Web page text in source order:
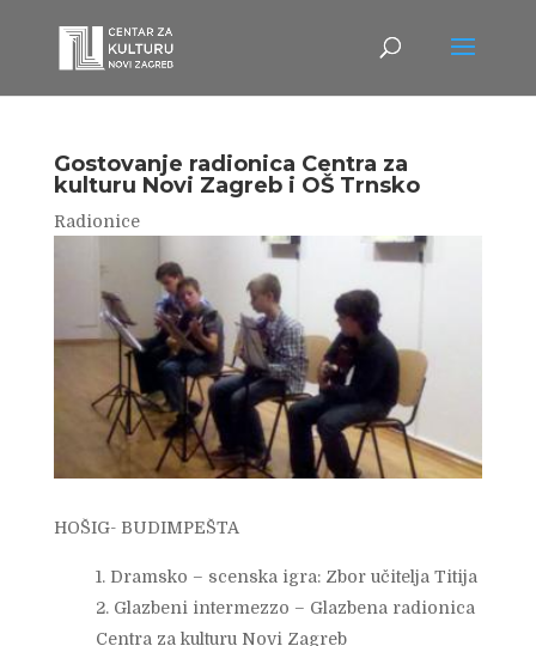
Gostovanje radionica Centra za
kulturu Novi Zagreb i OŠ Trnsko
Radionice
HOŠIG- BUDIMPEŠTA
Dramsko – scenska igra: Zbor učitelja Titija
Glazbeni intermezzo – Glazbena radionica
Centra za kulturu Novi Zagreb